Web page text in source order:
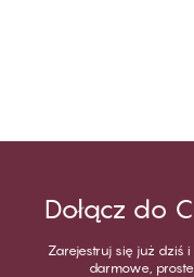
Dołącz do
Zarejestruj się już dziś
darmowe, proste